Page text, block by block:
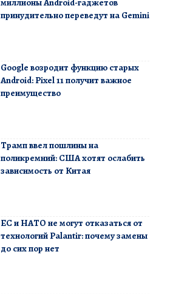
миллионы Android-гаджетов
принудительно переведут на Gemini
Google возродит функцию старых
Android: Pixel 11 получит важное
преимущество
Трамп ввел пошлины на
поликремний: США хотят ослабить
зависимость от Китая
ЕС и НАТО не могут отказаться от
технологий Palantir: почему замены
до сих пор нет